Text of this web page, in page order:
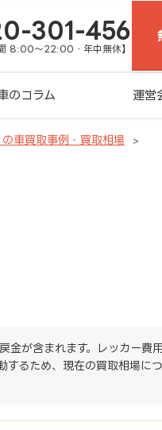
301-456
8:00～22:00・年中無休】
のコラム 運営
車買取事例・買取相場
金が含まれます。レッカー費
するため、現在の買取相場に